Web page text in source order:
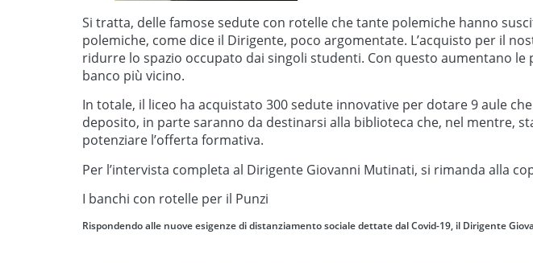
Si tratta, delle famose sedute con rotelle che tante polemiche hanno
polemiche, come dice il Dirigente, poco argomentate. L’acquisto per il
ridurre lo spazio occupato dai singoli studenti. Con questo aumentano
banco più vicino.
In totale, il liceo ha acquistato 300 sedute innovative per dotare 9 aule
deposito, in parte saranno da destinarsi alla biblioteca che, nel mentre,
potenziare l’offerta formativa.
Per l’intervista completa al Dirigente Giovanni Mutinati, si rimanda alla
I banchi con rotelle per il Punzi
Rispondendo alle nuove esigenze di distanziamento sociale dettate dal Covid-19, il Dirigente